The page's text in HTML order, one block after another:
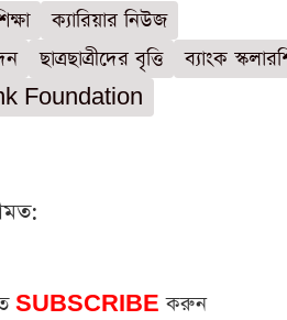
ক্যারিয়ার নিউজ
ছাত্রছাত্রীদের বৃত্তি
ব্যাংক
Foundation
SUBSCRIBEকরুন